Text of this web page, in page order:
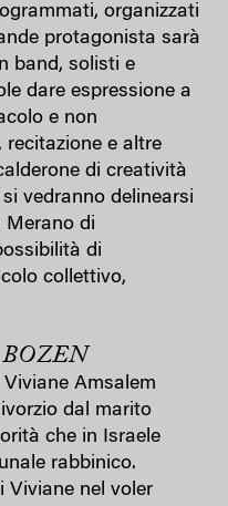
organizzati
protagonista sarà
band, solisti e
dare espressione a
e non
recitazione e altre
di creatività
vedranno delinearsi
Merano di
di
collettivo,
Amsalem
dal marito
che in Israele
rabbinico.
Viviane nel voler